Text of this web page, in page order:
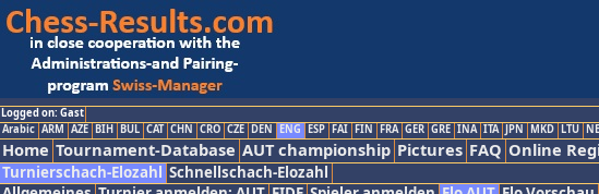
Logged on: Gast
Arabic ARM AZE BIH BUL CAT CHN CRO CZE DEN ENG ESP FAI FIN FRA GER GRE INA ITA JPN MKD LTU
Home Tournament-Database AUT championship Pictures FAQ Online
Turnierschach-Elozahl Schnellschach-Elozahl